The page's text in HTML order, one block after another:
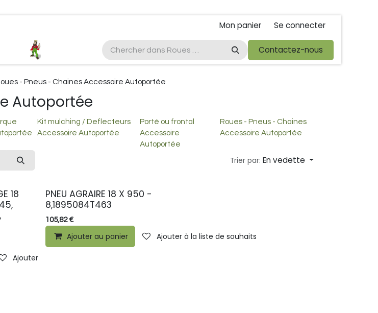
Mon panier Se connecter
Kubota 38cv EGO Kubota foire de libramont Droit de rétractations
Contactez-nous
- Pneus - Chaines Accessoire Autoportée
Autoportée
Kit mulching / Deflecteurs
Accessoire Autoportée
Porté ou frontal
Accessoire
Autoportée
Roues - Pneus - Chaines
Accessoire Autoportée
Trier par: En vedette
18
Ajouter à la liste de souhaits
PNEU AGRAIRE 18 X 950 -
8,1895084T463
105,82€
Ajouter au panier Ajouter à la liste de souhaits